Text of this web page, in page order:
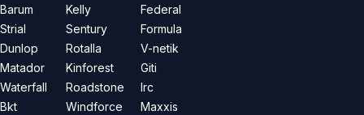
Barum
Strial
Dunlop
Matador
Waterfall
Bkt
Kelly
Sentury
Rotalla
Kinforest
Roadstone
Windforce
Federal
Formula
V-netik
Giti
Irc
Maxxis